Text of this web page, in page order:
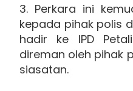
3. Perkara ini
kepada pihak polis
hadir ke IPD
direman oleh pihak
siasatan.